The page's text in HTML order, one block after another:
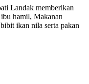
Landak memberikan
hamil, Makanan
ikan nila serta pakan